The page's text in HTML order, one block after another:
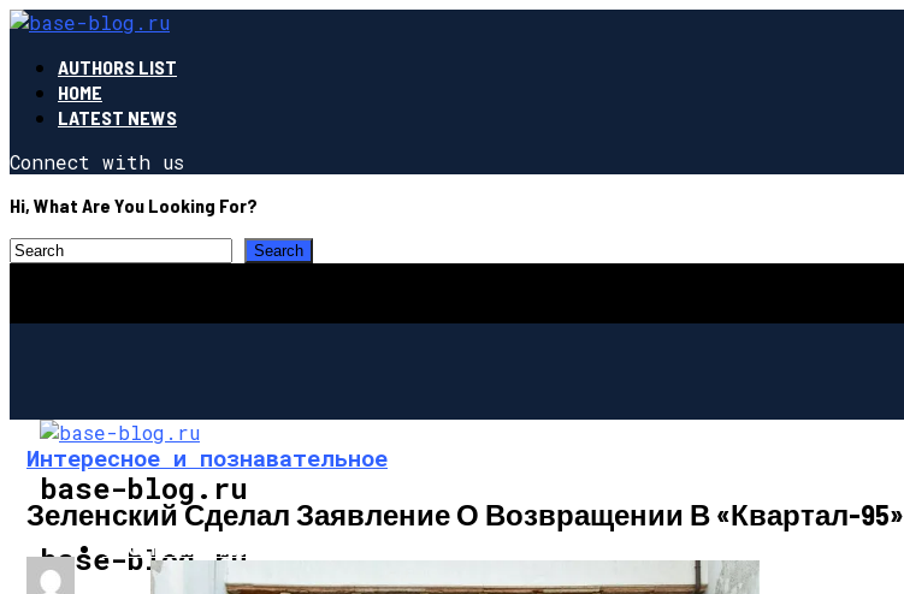
AUTHORS LIST
HOME
LATEST NEWS
Connect with us
Hi, What Are You Looking For?
base-blog.ru
base-blog.ru
ЭКОНОМИКА И ПОЛИТИКА
Интересное и познавательное
Зеленский Сделал Заявление О Возвращении В «Квартал-95»